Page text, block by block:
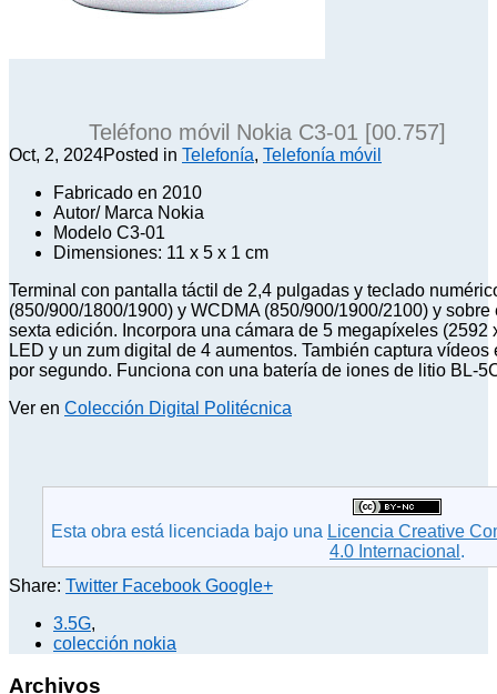
Teléfono móvil Nokia C3-01 [00.757]
Oct, 2, 2024Posted in Telefonía, Telefonía móvil
Fabricado en 2010
Autor/ Marca Nokia
Modelo C3-01
Dimensiones: 11 x 5 x 1 cm
Terminal con pantalla táctil de 2,4 pulgadas y teclado
(850/900/1800/1900) y WCDMA (850/900/1900/2100) y
sexta edición. Incorpora una cámara de 5 megapíxeles
LED y un zum digital de 4 aumentos. También captura
por segundo. Funciona con una batería de iones de litio BL-
Ver en Colección Digital Politécnica
Esta obra está licenciada bajo una Licencia Creative
4.0 Internacional .
Share: Twitter Facebook Google+
3.5G,
colección nokia
Archivos